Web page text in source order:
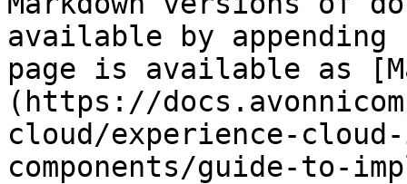
available by
page is available as
(https://
cloud/experience-
components/guide-to-